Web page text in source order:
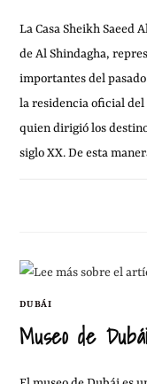
La Casa Sheikh
de Al Shindagha,
importantes del
la residencia oficial del
quien dirigió los
siglo XX. De esta
DUBÁI
Museo de